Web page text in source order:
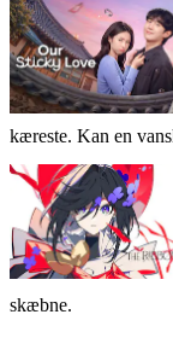
kæreste. Kan en
skæbne.